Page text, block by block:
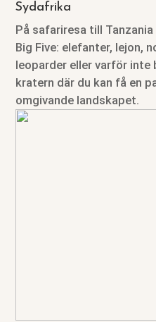
Sydafrika
På safariresa till
Big Five: elefanter, lejon,
leoparder eller varför inte
kratern där du kan få en
omgivande landskapet.